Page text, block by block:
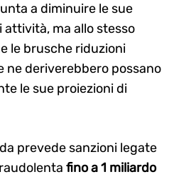
a diminuire le sue
ma allo stesso
le brusche riduzioni
ne deriverebbero possano
le sue proiezioni di
prevede sanzioni legate
fino a 1 miliardo